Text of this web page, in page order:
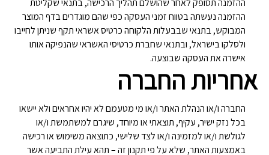
ההזמנה תסופק לאחר שהושלם תהליך הרכישה, בתנאי שקליטת
ההזמנה נעשתה בטווח זמני העסקה כפי שהם מוגדרים בדף המוצר
המבוקש, בתנאי שבבעלות הלקוחה כרטיס אשראי תקף שניתן לחייבו
ולסלקו בישראל, ובתנאי שחברת כרטיסי האשראי שהנפיקה אותו
אישרה את העסקה שבוצעה.
אחריות החברה
החברה ו/או הנהלת האתר ו/או מי מטעמם לא יהיו אחראים ולא יישאו
בכל נזק ישיר, עקיף, תוצאתי או מיוחד, שיגרם למשתמשת ו/או
לגולשת ו/או למזמינה ו/או לצד שלישי, כתוצאה משימוש או רכישה
באמצעות האתר, שלא על פי תקנון זה – תהא עילת התביעה אשר